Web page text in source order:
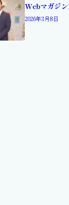
Webマガジ
2026年3月8日